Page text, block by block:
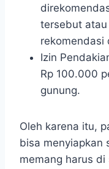
tersebut
rekomendasi
Izin
Rp 100.000
gunung.
Oleh karena itu,
bisa menyiapkan
memang harus